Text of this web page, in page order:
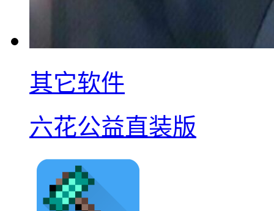
其它软件
六花公益直装版